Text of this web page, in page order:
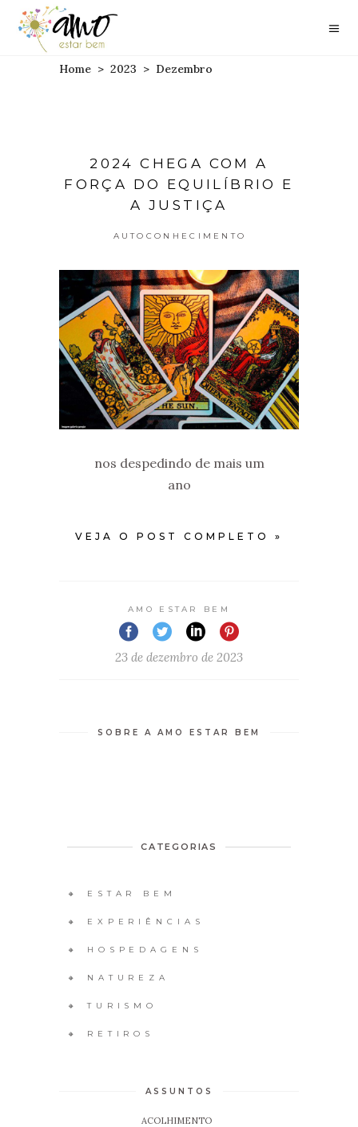
Home > 2023 > Dezembro
2024 CHEGA COM A
FORÇA DO EQUILÍBRIO E
A JUSTIÇA
AUTOCONHECIMENTO
nos despedindo de mais um
ano
VEJA O POST COMPLETO »
AMO ESTAR BEM
23 de dezembro de 2023
SOBRE A AMO ESTAR BEM
CATEGORIAS
🔸 ESTAR BEM
🔸 EXPERIÊNCIAS
🔸 HOSPEDAGENS
🔸 NATUREZA
🔸 TURISMO
🔸 RETIROS
ASSUNTOS
ACOLHIMENTO